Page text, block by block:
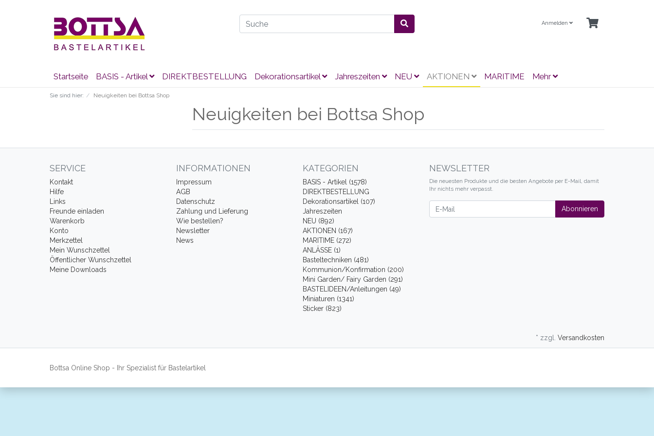
Anmelden
Startseite BASIS - Artikel DIREKTBESTELLUNG Dekorationsartikel Jahreszeiten NEU AKTIONEN MARITIME Mehr
Sie sind hier: Neuigkeiten bei Bottsa Shop
Neuigkeiten bei Bottsa Shop
SERVICE
Kontakt
Hilfe
Links
Freunde einladen
Warenkorb
Konto
Merkzettel
Mein Wunschzettel
Öffentlicher Wunschzettel
Meine Downloads
INFORMATIONEN
Impressum
AGB
Datenschutz
Zahlung und Lieferung
Wie bestellen?
Newsletter
News
KATEGORIEN
BASIS - Artikel (1578)
DIREKTBESTELLUNG
Dekorationsartikel (107)
Jahreszeiten
NEU (892)
AKTIONEN (167)
MARITIME (272)
ANLÄSSE (1)
Basteltechniken (481)
Kommunion/Konfirmation (200)
Mini Garden/ Fairy Garden (291)
BASTELIDEEN/Anleitungen (49)
Miniaturen (1341)
Sticker (823)
NEWSLETTER
Die neuesten Produkte und die besten Angebote per E-Mail, damit
Ihr nichts mehr verpasst.
Newsletter Abonnieren
* zzgl. Versandkosten
Bottsa Online Shop - Ihr Spezialist für Bastelartikel